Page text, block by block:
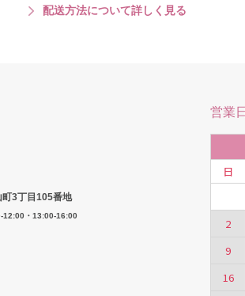
配送方法について詳しく見る
3丁目105番地
12:00・13:00-16:00
営業
日
2
9
16